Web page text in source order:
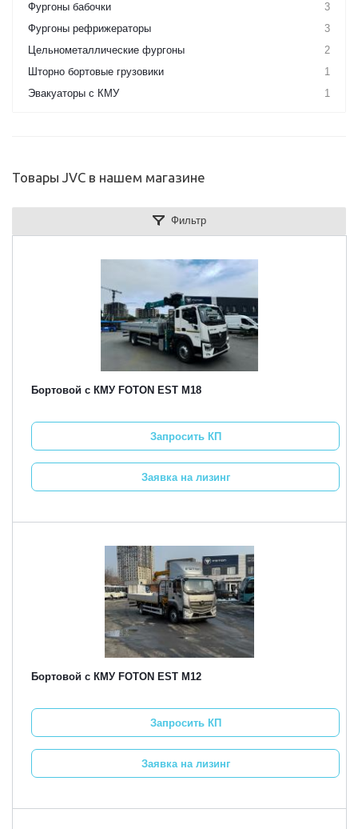
Фургоны бабочки
3
Фургоны рефрижераторы
3
Цельнометаллические фургоны
2
Шторно бортовые грузовики
1
Эвакуаторы с КМУ
1
Товары JVC в нашем магазине
Фильтр
Бортовой с КМУ FOTON EST M18
Запросить КП
Заявка на лизинг
Бортовой с КМУ FOTON EST M12
Запросить КП
Заявка на лизинг